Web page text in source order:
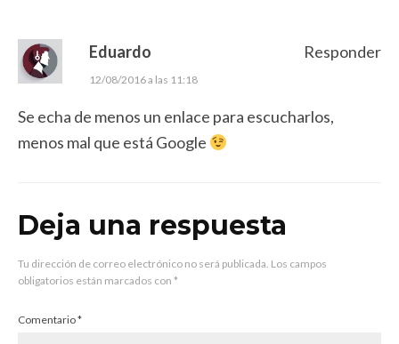
Eduardo
12/08/2016 a las 11:18
Se echa de menos un enlace para escucharlos,
menos mal que está Google
Responder
Deja una respuesta
Tu dirección de correo electrónico no será publicada. Los campos
obligatorios están marcados con *
Comentario*